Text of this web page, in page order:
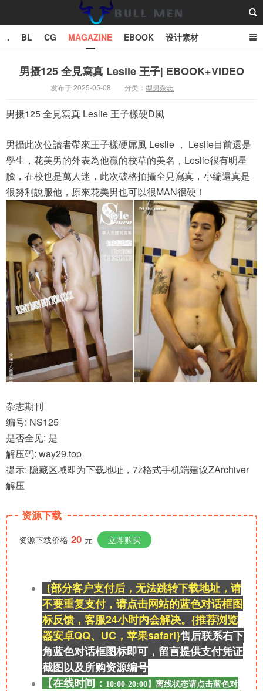
Bull Man斗牛士
. BL CG MAGAZINE EBOOK 设计素材
男摄125 全見寫真 Leslie 王子| EBOOK+VIDEO
发布于 2025-05-08 分类： 型男杂志
男摄125 全見寫真 Leslie 王子樣硬D風
男攝此次位讀者帶來王子樣硬屌風 Leslie ， Leslie目前還是
學生，花美男的外表為他贏的校草的美名，Leslie很有明星
臉，在校也是萬人迷，此次破格拍攝全見寫真，小編還真是
很努利說服他，原來花美男也可以很MAN很硬！
杂志期刊
编号: NS125
是否全见: 是
解压码: way29.top
提示: 隐藏区域即为下载地址，7z格式手机端建议ZArchiver
解压
资源下载
资源下载价格 20 元 立即购买
【部分客户支付后，无法跳转下载地址，请
不要重复支付，请点击网站的蓝色对话框图
标反馈，客服24小时内会解决。{推荐浏览
器安卓QQ、UC，苹果safari}售后联系右下
角蓝色对话框图标即可，留言提供支付凭证
截图以及所购资源编号
【在线时间： 10:00-20:00】 离线状态请点击蓝色对